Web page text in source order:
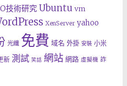
技術研究 Ubuntu vm
XenServer yahoo
光纖 免費 域名 外掛 安裝 小米
新 測試 笑話 網站 網路 虛擬機 詐